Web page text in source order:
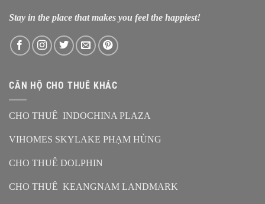
Stay in the place that makes you feel the happiest!
CĂN HỘ CHO THUÊ KHÁC
CHO THUÊ INDOCHINA PLAZA
VIHOMES SKYLAKE PHẠM HÙNG
CHO THUÊ DOLPHIN
CHO THUÊ KEANGNAM LANDMARK